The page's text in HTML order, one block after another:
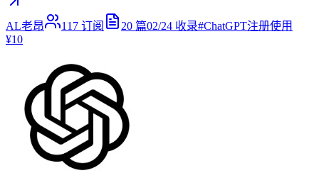
AL老昂 117 订阅 20 篇02/24 收录#ChatGPT注册使用
¥10